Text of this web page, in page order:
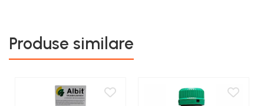
Produse similare